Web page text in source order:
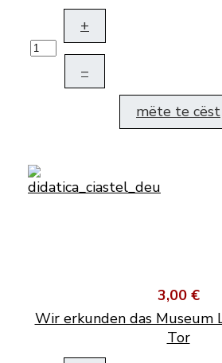
+
–
mëte te cëst
3,00 €
Wir erkunden das Museum
Tor